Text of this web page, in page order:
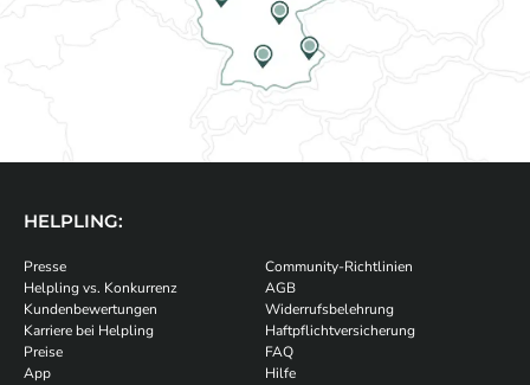
HELPLING:
Presse
Helpling vs. Konkurrenz
Kundenbewertungen
Karriere bei Helpling
Preise
App
Community-Richtlinien
AGB
Widerrufsbelehrung
Haftpflichtversicherung
FAQ
Hilfe